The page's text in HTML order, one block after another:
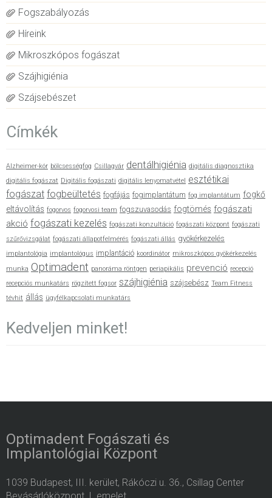
Fogszabályozás
Híreink
Mikroszkópos fogászat
Szájhigiénia
Szájsebészet
Címkék
Alzheimer-kór bölcsességfog Csillagvár dentálhigiénia digitális diagnosztika
digitális fogászat Digitális fogászati digitális lenyomatvétel esztétikai
fogászat fogbeültetés fogfájás fogimplantátum fog implantátum fogkő
eltávolítás fogorvos fogorvosi team fogszuvasodás fogtömés fogászati
akció fogászati kezelés fogászati konzultáció fogászati központ fogászati
szűrővizsgálat fogászati állapotfelmérés fogászati állás gyökérkezelés
implantológia implantológus implantáció koordinátor mikroszkópos gyökérkezelés
munka Optimadent panoráma röntgen periapikális prevenció recepció
recepciós munkatárs rögzített fogsor szájhigiénia szájsebész Team Fitness
tévhit állás ügyfélkapcsolati munkatárs
Kedveljen minket!
Optimadent Fogászati és
Implantológiai Központ
1039 Budapest, III. kerület, Rákóczi u. 36., Csillag Center